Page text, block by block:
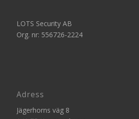
LOTS Security AB
Org. nr: 556726-2224
Adress
Jägerhorns väg 8